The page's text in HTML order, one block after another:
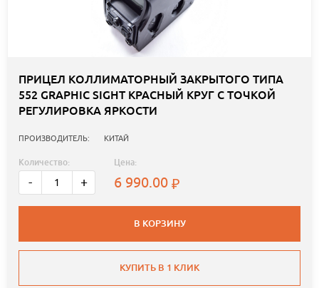
ПРИЦЕЛ КОЛЛИМАТОРНЫЙ ЗАКРЫТОГО ТИПА
552 GRAPHIC SIGHT КРАСНЫЙ КРУГ С ТОЧКОЙ
РЕГУЛИРОВКА ЯРКОСТИ
ПРОИЗВОДИТЕЛЬ: КИТАЙ
Количество:
- +
Цена:
6 990.00
В КОРЗИНУ
КУПИТЬ В 1 КЛИК